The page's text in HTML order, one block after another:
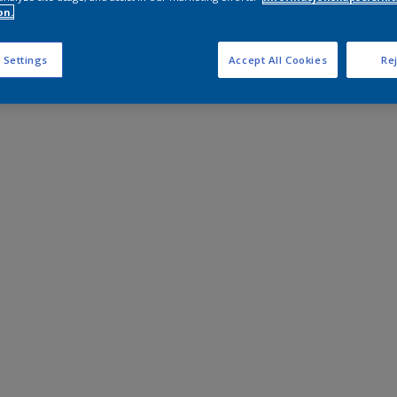
Settings Accept All Cookies